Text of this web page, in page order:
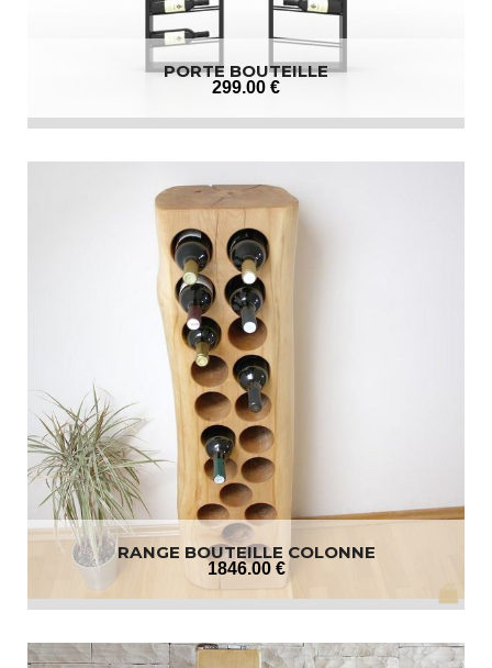
PORTE BOUTEILLE
299.00 €
RANGE BOUTEILLE COLONNE
1846.00 €